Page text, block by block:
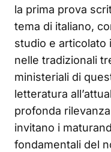
la prima prova
tema di italiano,
studio e articolato
nelle tradizionali
ministeriali di
letteratura
profonda
invitano i
fondamentali del